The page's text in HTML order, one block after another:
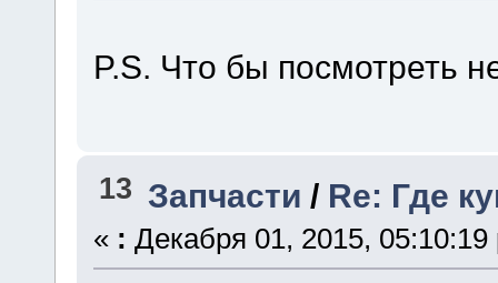
P.S. Что бы посмотреть
13 Запчасти / Re: Где
« : Декабря 01, 2015, 05:10:19